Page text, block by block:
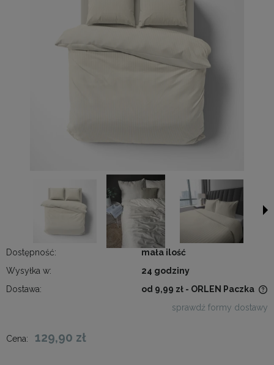
Dostępność:
mała ilość
Wysyłka w:
24 godziny
Dostawa:
od 9,99 zł - ORLEN Paczka
sprawdź formy dostawy
Cena: 129,90 zł